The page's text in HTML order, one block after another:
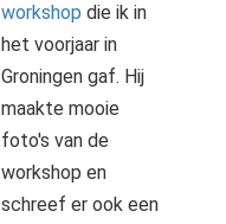
workshop die ik in
het voorjaar in
Groningen gaf. Hij
maakte mooie
foto's van de
workshop en
schreef er ook een